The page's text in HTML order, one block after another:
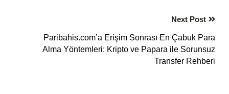
Next Post
Paribahis.com’a Erişim Sonrası En Çabuk Para
Alma Yöntemleri: Kripto ve Papara ile Sorunsuz
Transfer Rehberi